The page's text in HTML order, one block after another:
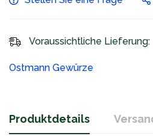
Voraussichtliche Lieferung:
Ostmann Gewürze
Produktdetails